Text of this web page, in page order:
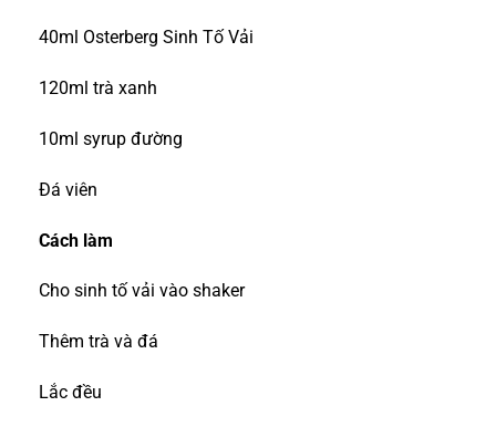
40ml Osterberg Sinh Tố Vải
120ml trà xanh
10ml syrup đường
Đá viên
Cách làm
Cho sinh tố vải vào shaker
Thêm trà và đá
Lắc đều